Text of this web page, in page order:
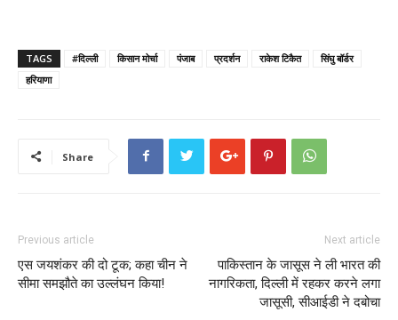
TAGS #दिल्ली किसान मोर्चा पंजाब प्रदर्शन राकेश टिकैत
सिंघु बॉर्डर
हरियाणा
Share
Previous article
एस जयशंकर की दो टूक; कहा चीन ने
सीमा समझौते का उल्लंघन किया!
Next article
पाकिस्तान के जासूस ने ली भारत की
नागरिकता, दिल्ली में रहकर करने लगा
जासूसी, सीआईडी ने दबोचा